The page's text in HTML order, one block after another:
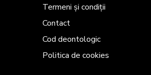
Termeni și condiții
Contact
Cod deontologic
Politica de cookies